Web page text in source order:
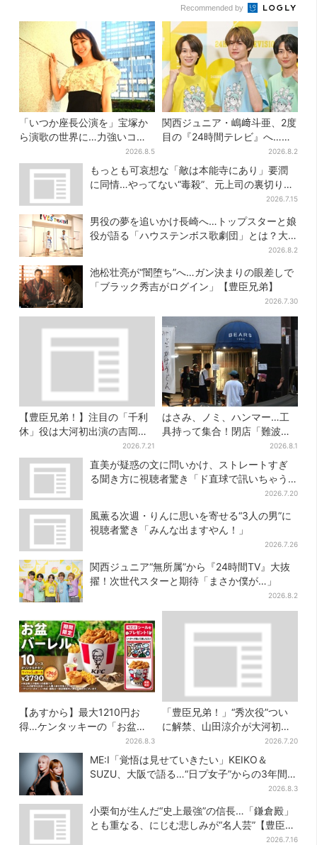
Recommended by
「いつか座長公演を」宝塚か
ら演歌の世界に…力強いコブ
シで聴かせる有沙瞳の目指す
道とは
2026.8.5
関西ジュニア・嶋﨑斗亜、2度
目の『24時間テレビ』へ…ほ
かのメンバーに助言「サポー
ターたるもの」
2026.8.2
もっとも可哀想な「敵は本能寺にあり」要潤
に同情…やってない“毒殺”、元上司の裏切り
2026.7.15
男役の夢を追いかけ長崎へ…トップスターと娘
役が語る「ハウステンボス歌劇団」とは？大
2026.8.2
池松壮亮が“闇堕ち”へ…ガン決まりの眼差しで
「ブラック秀吉がログイン」【豊臣兄弟】
2026.7.30
【豊臣兄弟！】注目の「千利
休」役は大河初出演の吉岡秀
2026.7.21
はさみ、ノミ、ハンマー…工
具持って集合！閉店「難波ベ
アーズ」最終日400人超…最
後は「もう帰ってください」
2026.8.1
直美が疑惑の文に問いかけ、ストレートすぎ
る聞き方に視聴者驚き「ド直球で訊いちゃう
2026.7.20
風薫る次週・りんに思いを寄せる“3人の男”に
視聴者驚き「みんな出ますやん！」
2026.7.26
関西ジュニア“無所属”から『24時間TV』大抜
擢！次世代スターと期待「まさか僕が…」
2026.8.2
【あすから】最大1210円お
得…ケンタッキーの「お盆パ
ック」、2週間だけ！数量限定
シール付き
2026.8.3
「豊臣兄弟！」“秀次役”つい
に解禁、山田涼介が大河初出
演「まさかの」「楽しみすぎ
る」
2026.7.20
ME:I「覚悟は見せていきたい」KEIKO＆
SUZU、大阪で語る…“日プ女子”からの3年間
2026.8.3
小栗旬が生んだ“史上最強”の信長…「鎌倉殿」
とも重なる、にじむ悲しみが“名人芸”【豊臣兄
2026.7.16